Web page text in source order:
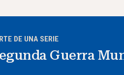
DE UNA SERIE
Guerra